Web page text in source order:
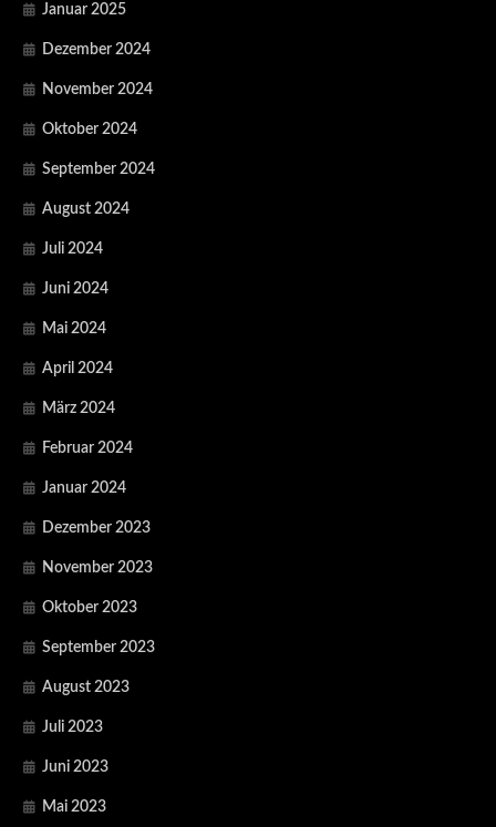
Januar 2025
Dezember 2024
November 2024
Oktober 2024
September 2024
August 2024
Juli 2024
Juni 2024
Mai 2024
April 2024
März 2024
Februar 2024
Januar 2024
Dezember 2023
November 2023
Oktober 2023
September 2023
August 2023
Juli 2023
Juni 2023
Mai 2023